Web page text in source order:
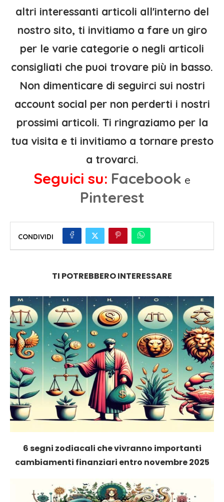
altri interessanti articoli all'interno del
nostro sito, ti invitiamo a fare un giro
per le varie categorie o negli articoli
consigliati che puoi trovare più in basso.
Non dimenticare di seguirci sui nostri
account social per non perderti i nostri
prossimi articoli. Ti ringraziamo per la
tua visita e ti invitiamo a tornare presto
a trovarci.
Seguici su: Facebook e
Pinterest
CONDIVIDI
TI POTREBBERO INTERESSARE
6 segni zodiacali che vivranno importanti
cambiamenti finanziari entro novembre 2025